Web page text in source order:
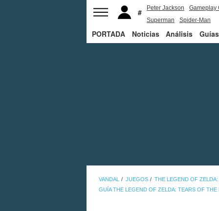
Peter Jackson
Gameplay
Superman
Spider-Man
PORTADA Noticias Análisis Guías
VANDAL JUEGOS
THE LEGEND OF
GUÍA THE LEGEND OF ZELDA: TEARS OF THE